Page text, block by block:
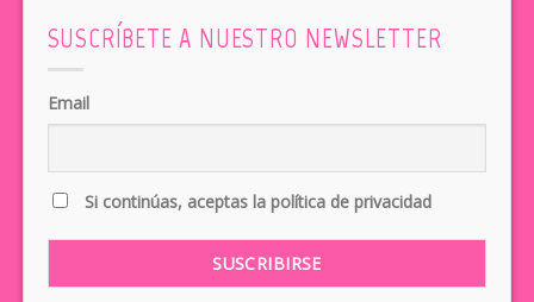
SUSCRÍBETE A NUESTRO NEWSLETTER
Email
Si continúas, aceptas la política de privacidad